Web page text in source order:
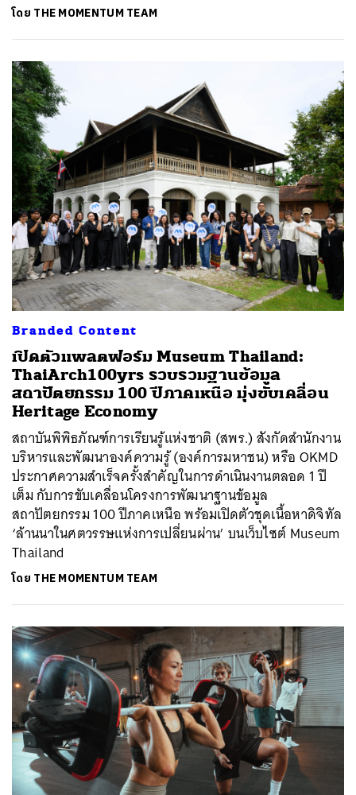
โดย THE MOMENTUM TEAM
Branded Content
เปิดตัวแพลตฟอร์ม Museum Thailand:
ThaiArch100yrs รวบรวมฐานข้อมูล
สถาปัตยกรรม 100 ปีภาคเหนือ มุ่งขับเคลื่อน
Heritage Economy
สถาบันพิพิธภัณฑ์การเรียนรู้แห่งชาติ (สพร.) สังกัดสำนักงาน
บริหารและพัฒนาองค์ความรู้ (องค์การมหาชน) หรือ OKMD
ประกาศความสำเร็จครั้งสำคัญในการดำเนินงานตลอด 1 ปี
เต็ม กับการขับเคลื่อนโครงการพัฒนาฐานข้อมูล
สถาปัตยกรรม 100 ปีภาคเหนือ พร้อมเปิดตัวชุดเนื้อหาดิจิทัล
‘ล้านนาในศตวรรษแห่งการเปลี่ยนผ่าน’ บนเว็บไซต์ Museum
Thailand
โดย THE MOMENTUM TEAM